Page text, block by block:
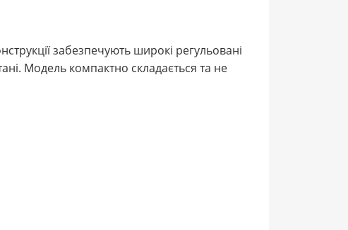
забезпечують широкі регульовані
Модель компактно складається та не